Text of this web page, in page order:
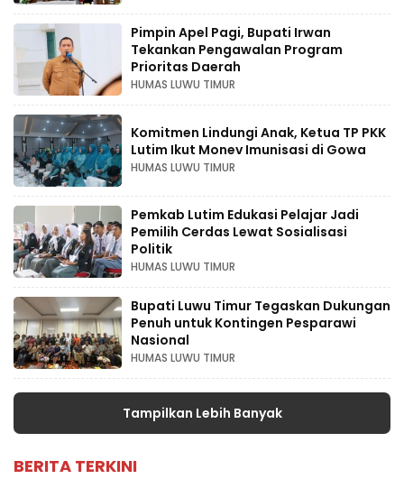
Pimpin Apel Pagi, Bupati Irwan
Tekankan Pengawalan Program
Prioritas Daerah
HUMAS LUWU TIMUR
Komitmen Lindungi Anak, Ketua TP PKK
Lutim Ikut Monev Imunisasi di Gowa
HUMAS LUWU TIMUR
Pemkab Lutim Edukasi Pelajar Jadi
Pemilih Cerdas Lewat Sosialisasi
Politik
HUMAS LUWU TIMUR
Bupati Luwu Timur Tegaskan Dukungan
Penuh untuk Kontingen Pesparawi
Nasional
HUMAS LUWU TIMUR
Tampilkan Lebih Banyak
BERITA TERKINI